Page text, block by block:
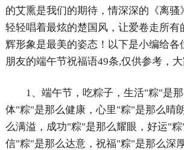
的艾熏是我们的期待，情深深的《离骚
轻轻唱着最炫的楚国风，让爱卷走所有
辉形象是最美的姿态！以下是小编给各
朋友的端午节祝福语49条,仅供参考，大
1、端午节，吃粽子，生活"粽"是
体"粽"是那么健康，心里"粽"是那么晴
么满溢，成功"粽"是那么耀眼，好运"
信"粽"是那么达意，祝福"粽"是那么深